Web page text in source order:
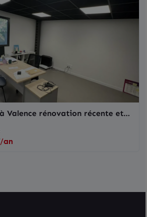
Valence rénovation récente et
an